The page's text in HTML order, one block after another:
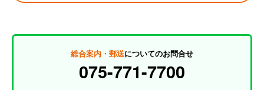
総合案内・郵送についてのお問合せ
075-771-7700